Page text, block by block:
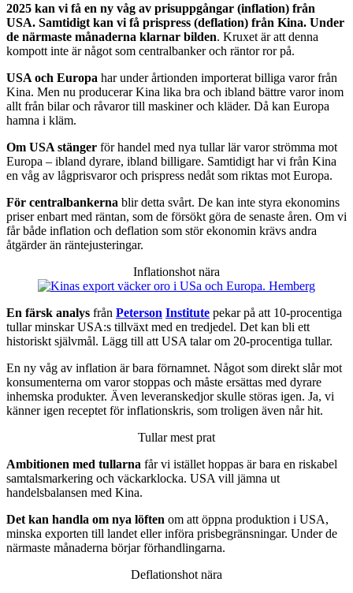
2025 kan vi få en ny våg av prisuppgångar (inflation) från
USA. Samtidigt kan vi få prispress (deflation) från Kina. Under
de närmaste månaderna klarnar bilden. Kruxet är att denna
kompott inte är något som centralbanker och räntor ror på.
USA och Europa har under årtionden importerat billiga varor från
Kina. Men nu producerar Kina lika bra och ibland bättre varor inom
allt från bilar och råvaror till maskiner och kläder. Då kan Europa
hamna i kläm.
Om USA stänger för handel med nya tullar lär varor strömma mot
Europa – ibland dyrare, ibland billigare. Samtidigt har vi från Kina
en våg av lågprisvaror och prispress nedåt som riktas mot Europa.
För centralbankerna blir detta svårt. De kan inte styra ekonomins
priser enbart med räntan, som de försökt göra de senaste åren. Om vi
får både inflation och deflation som stör ekonomin krävs andra
åtgärder än räntejusteringar.
Inflationshot nära
En färsk analys från Peterson Institute pekar på att 10-procentiga
tullar minskar USA:s tillväxt med en tredjedel. Det kan bli ett
historiskt självmål. Lägg till att USA talar om 20-procentiga tullar.
En ny våg av inflation är bara förnamnet. Något som direkt slår mot
konsumenterna om varor stoppas och måste ersättas med dyrare
inhemska produkter. Även leveranskedjor skulle störas igen. Ja, vi
känner igen receptet för inflationskris, som troligen även når hit.
Tullar mest prat
Ambitionen med tullarna får vi istället hoppas är bara en riskabel
samtalsmarkering och väckarklocka. USA vill jämna ut
handelsbalansen med Kina.
Det kan handla om nya löften om att öppna produktion i USA,
minska exporten till landet eller införa prisbegränsningar. Under de
närmaste månaderna börjar förhandlingarna.
Deflationshot nära